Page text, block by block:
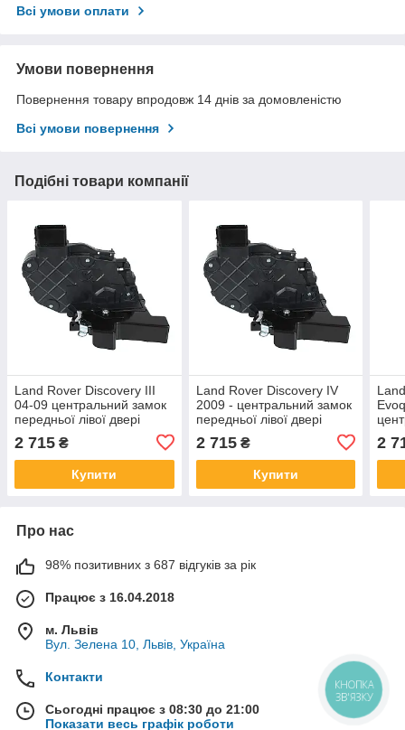
Всі умови оплати
Умови повернення
Повернення товару впродовж 14 днів за домовленістю
Всі умови повернення
Подібні товари компанії
Land Rover Discovery III
04-09 центральний замок
передньої лівої двері
2 715 ₴
Купити
Land Rover Discovery IV
2009 - центральний замок
передньої лівої двері
2 715₴
Купити
2
Про нас
98% позитивних з 687 відгуків за рік
Працює з 16.04.2018
м. Львів
Вул. Зелена 10, Львів, Україна
Контакти
Сьогодні працює з 08:30 до 21:00
Показати весь графік роботи
КНОПКА
ЗВ'ЯЗКУ